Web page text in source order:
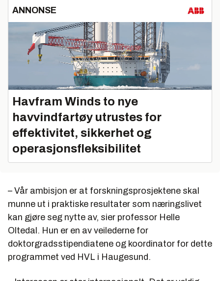
ANNONSE
Havfram Winds to nye
havvindfartøy utrustes for
effektivitet, sikkerhet og
operasjonsfleksibilitet
– Vår ambisjon er at forskningsprosjektene skal
munne ut i praktiske resultater som næringslivet
kan gjøre seg nytte av, sier professor Helle
Oltedal. Hun er en av veilederne for
doktorgradsstipendiatene og koordinator for dette
programmet ved HVL i Haugesund.